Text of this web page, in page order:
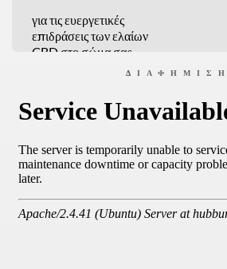
για τις ευεργετικές
επιδράσεις των ελαίων
CBD στο σώμα σας
ΔΙΑΦΉΜΙΣΗ